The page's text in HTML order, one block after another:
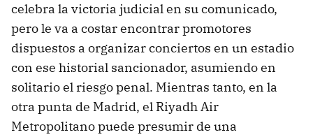
celebra la victoria judicial en su comunicado,
pero le va a costar encontrar promotores
dispuestos a organizar conciertos en un estadio
con ese historial sancionador, asumiendo en
solitario el riesgo penal. Mientras tanto, en la
otra punta de Madrid, el Riyadh Air
Metropolitano puede presumir de una